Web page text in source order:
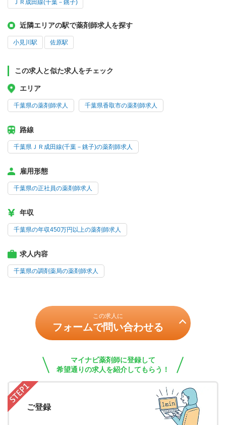
ＪＲ成田線(千葉－銚子)
近隣エリアの駅で薬剤師求人を探す
小見川駅 佐原駅
この求人と似た求人をチェック
エリア
千葉県の薬剤師求人 千葉県香取市の薬剤師求人
路線
千葉県ＪＲ成田線(千葉－銚子)の薬剤師求人
雇用形態
千葉県の正社員の薬剤師求人
年収
千葉県の年収450万円以上の薬剤師求人
求人内容
千葉県の調剤薬局の薬剤師求人
この求人に
フォームで問い合わせる
マイナビ薬剤師に登録して
希望通りの求人を紹介してもらう！
ご登録